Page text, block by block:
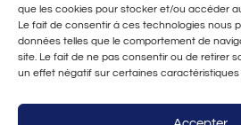
que les cookies pour stocker et/ou accéder
Le fait de consentir à ces technologies nous
données telles que le comportement de
site. Le fait de ne pas consentir ou de retirer
un effet négatif sur certaines